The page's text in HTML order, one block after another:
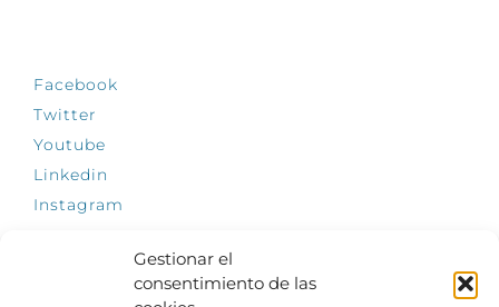
Gestionar el
consentimiento de las
Facebook
Twitter
Youtube
Linkedin
Instagram